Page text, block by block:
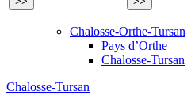
Chalosse-Orthe-Tursan
Pays d’Orthe
Chalosse-Tursan
Chalosse-Tursan